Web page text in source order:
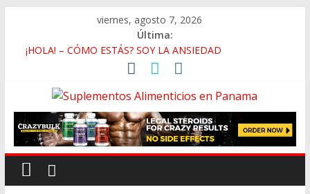
viernes, agosto 7, 2026
Última:
¡HOLA! – CÓMO ESTÁS? SOY LA ANSIEDAD
Deficiencia de Zinc y Baja Testosterona
La Falsa Ideología de Género y Su Antropología
Rutina de Alta Intensidad Para Músculo en las Pantorrillas